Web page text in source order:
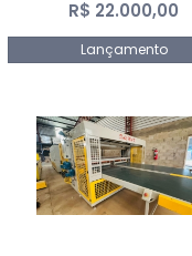
R$ 22.000,00
Lançamento